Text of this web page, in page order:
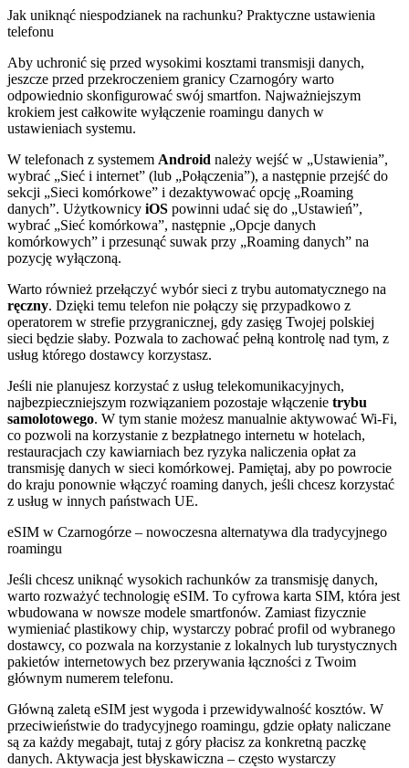
Jak uniknąć niespodzianek na rachunku? Praktyczne ustawienia
telefonu
Aby uchronić się przed wysokimi kosztami transmisji danych,
jeszcze przed przekroczeniem granicy Czarnogóry warto
odpowiednio skonfigurować swój smartfon. Najważniejszym
krokiem jest całkowite wyłączenie roamingu danych w
ustawieniach systemu.
W telefonach z systemem Android należy wejść w „Ustawienia”,
wybrać „Sieć i internet” (lub „Połączenia”), a następnie przejść do
sekcji „Sieci komórkowe” i dezaktywować opcję „Roaming
danych”. Użytkownicy iOS powinni udać się do „Ustawień”,
wybrać „Sieć komórkowa”, następnie „Opcje danych
komórkowych” i przesunąć suwak przy „Roaming danych” na
pozycję wyłączoną.
Warto również przełączyć wybór sieci z trybu automatycznego na
ręczny. Dzięki temu telefon nie połączy się przypadkowo z
operatorem w strefie przygranicznej, gdy zasięg Twojej polskiej
sieci będzie słaby. Pozwala to zachować pełną kontrolę nad tym, z
usług którego dostawcy korzystasz.
Jeśli nie planujesz korzystać z usług telekomunikacyjnych,
najbezpieczniejszym rozwiązaniem pozostaje włączenie trybu
samolotowego. W tym stanie możesz manualnie aktywować Wi-Fi,
co pozwoli na korzystanie z bezpłatnego internetu w hotelach,
restauracjach czy kawiarniach bez ryzyka naliczenia opłat za
transmisję danych w sieci komórkowej. Pamiętaj, aby po powrocie
do kraju ponownie włączyć roaming danych, jeśli chcesz korzystać
z usług w innych państwach UE.
eSIM w Czarnogórze – nowoczesna alternatywa dla tradycyjnego
roamingu
Jeśli chcesz uniknąć wysokich rachunków za transmisję danych,
warto rozważyć technologię eSIM. To cyfrowa karta SIM, która jest
wbudowana w nowsze modele smartfonów. Zamiast fizycznie
wymieniać plastikowy chip, wystarczy pobrać profil od wybranego
dostawcy, co pozwala na korzystanie z lokalnych lub turystycznych
pakietów internetowych bez przerywania łączności z Twoim
głównym numerem telefonu.
Główną zaletą eSIM jest wygoda i przewidywalność kosztów. W
przeciwieństwie do tradycyjnego roamingu, gdzie opłaty naliczane
są za każdy megabajt, tutaj z góry płacisz za konkretną paczkę
danych. Aktywacja jest błyskawiczna – często wystarczy